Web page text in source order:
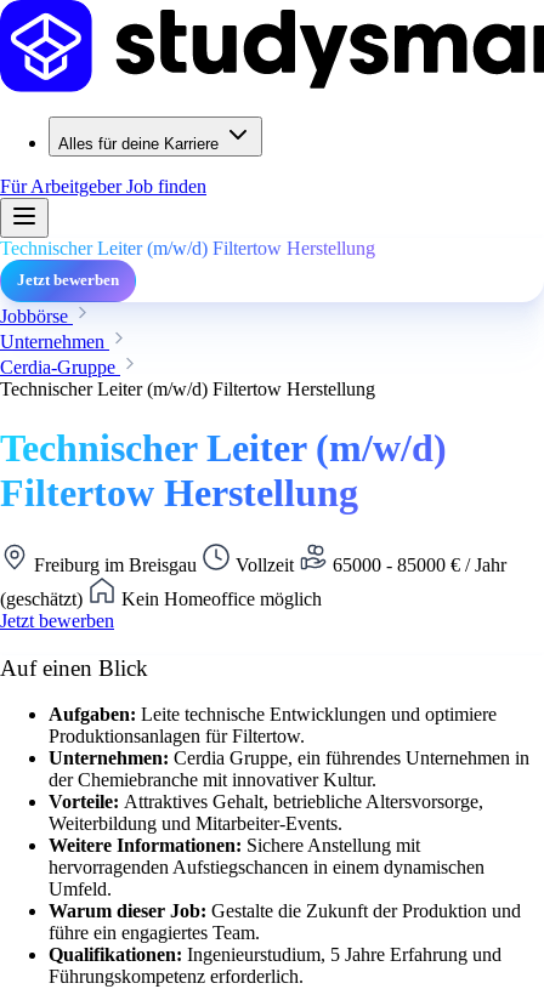
Alles für deine Karriere
Für ArbeitgeberJob finden
Technischer Leiter (m/w/d) Filtertow Herstellung
Jetzt bewerben
Jobbörse
Unternehmen
Cerdia-Gruppe
Technischer Leiter (m/w/d) Filtertow Herstellung
Technischer Leiter (m/w/d)
Filtertow Herstellung
Freiburg im Breisgau Vollzeit
65000 - 85000 € / Jahr
(geschätzt)
Kein Homeoffice möglich
Jetzt bewerben
Auf einen Blick
Aufgaben: Leite technische Entwicklungen und optimiere
Produktionsanlagen für Filtertow.
Unternehmen: Cerdia Gruppe, ein führendes Unternehmen in
der Chemiebranche mit innovativer Kultur.
Vorteile: Attraktives Gehalt, betriebliche Altersvorsorge,
Weiterbildung und Mitarbeiter-Events.
Weitere Informationen: Sichere Anstellung mit
hervorragenden Aufstiegschancen in einem dynamischen
Umfeld.
Warum dieser Job: Gestalte die Zukunft der Produktion und
führe ein engagiertes Team.
Qualifikationen: Ingenieurstudium, 5 Jahre Erfahrung und
Führungskompetenz erforderlich.